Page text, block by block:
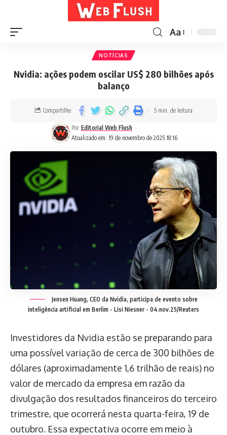
Aa
NOTÍCIAS
Nvidia: ações podem oscilar US$ 280 bilhões após
balanço
Atualizado em: 19 de novembro de 2025 18:16
Por Editorial Web Flush
Compartilhe 5 min. de leitura
Jensen Huang, CEO da Nvidia, participa de evento sobre
inteligência artificial em Berlim - Lisi Niesner - 04.nov.25/Reuters
Investidores da Nvidia estão se preparando para
uma possível variação de cerca de 300 bilhões de
dólares (aproximadamente 1,6 trilhão de reais) no
valor de mercado da empresa em razão da
divulgação dos resultados financeiros do terceiro
trimestre, que ocorrerá nesta quarta-feira, 19 de
outubro. Essa expectativa ocorre em meio à